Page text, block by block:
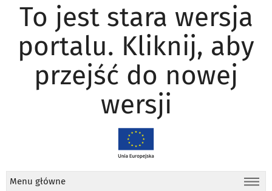
To jest stara wersja
portalu. Kliknij, aby
przejść do nowej
wersji
Menu główne